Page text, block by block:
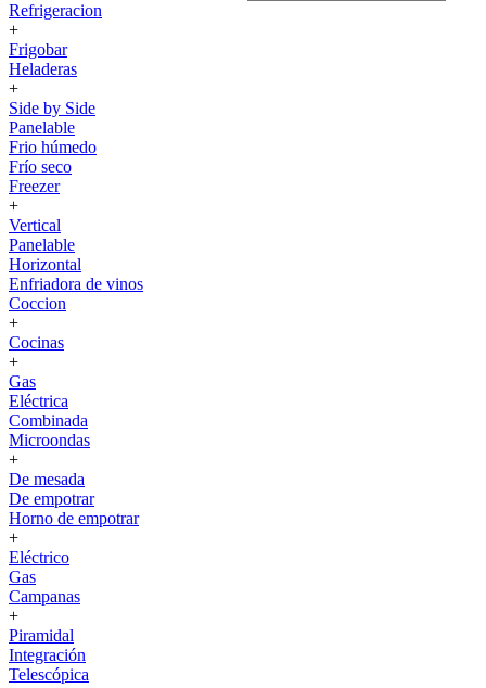
Refrigeracion
+
Frigobar
Heladeras
+
Side by Side
Panelable
Frio húmedo
Frío seco
Freezer
+
Vertical
Panelable
Horizontal
Enfriadora de vinos
Coccion
+
Cocinas
+
Gas
Eléctrica
Combinada
Microondas
+
De mesada
De empotrar
Horno de empotrar
+
Eléctrico
Gas
Campanas
+
Piramidal
Integración
Telescópica